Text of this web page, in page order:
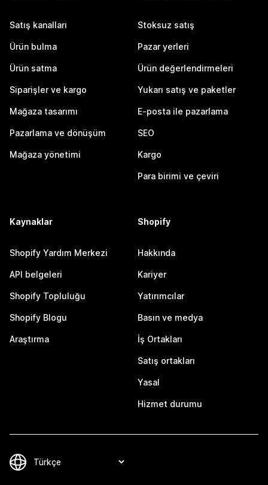
Satış kanalları
Ürün bulma
Ürün satma
Siparişler ve kargo
Mağaza tasarımı
Pazarlama ve dönüşüm
Mağaza yönetimi
Stoksuz satış
Pazar yerleri
Ürün değerlendirmeleri
Yukarı satış ve paketler
E-posta ile pazarlama
SEO
Kargo
Para birimi ve çeviri
Kaynaklar
Shopify Yardım Merkezi
API belgeleri
Shopify Topluluğu
Shopify Blogu
Araştırma
Shopify
Hakkında
Kariyer
Yatırımcılar
Basın ve medya
İş Ortakları
Satış ortakları
Yasal
Hizmet durumu